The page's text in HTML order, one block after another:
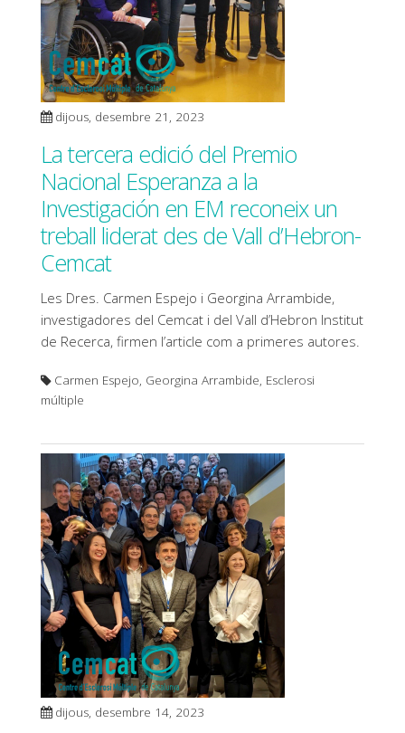
dijous, desembre 21, 2023
La tercera edició del Premio
Nacional Esperanza a la
Investigación en EM reconeix un
treball liderat des de Vall d’Hebron-
Cemcat
Les Dres. Carmen Espejo i Georgina Arrambide,
investigadores del Cemcat i del Vall d’Hebron Institut
de Recerca, firmen l’article com a primeres autores.
Carmen Espejo, Georgina Arrambide, Esclerosi
múltiple
dijous, desembre 14, 2023